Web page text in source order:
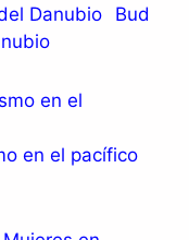
Bud
en el pacífico